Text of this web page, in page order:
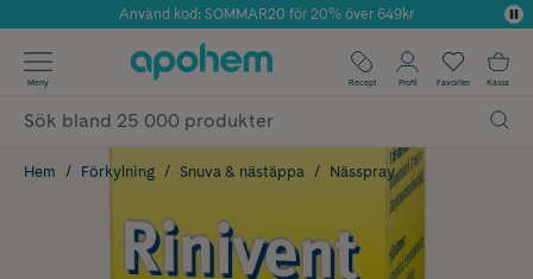
Årets Butik 2025 inom Skönhet
Använd kod: SOMMAR20 för 20% över 649kr
✓ Fri frakt
✓ Poäng på alla köp*
Meny Recept Profil Favoriter Kassa
Hem Förkylning Snuva & nästäppa Nässpray